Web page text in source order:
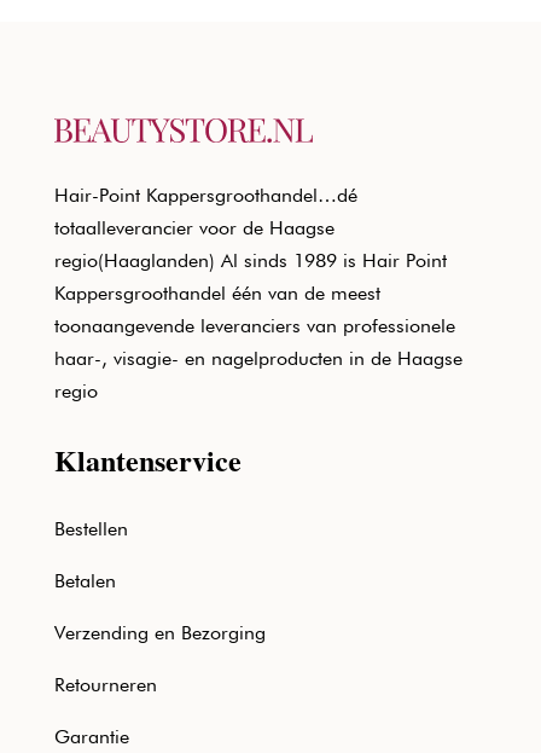
Hair-Point Kappersgroothandel…dé
totaalleverancier voor de Haagse
regio(Haaglanden) Al sinds 1989 is Hair Point
Kappersgroothandel één van de meest
toonaangevende leveranciers van professionele
haar-, visagie- en nagelproducten in de Haagse
regio
Klantenservice
Bestellen
Betalen
Verzending en Bezorging
Retourneren
Garantie